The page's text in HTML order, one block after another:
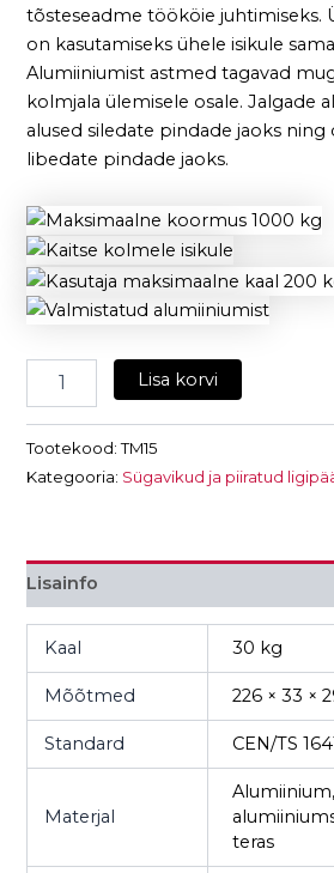
tõsteseadme töököie juhtimiseks.
on kasutamiseks ühele isikule
Alumiiniumist astmed tagavad
kolmjala ülemisele osale. Jalgade
alused siledate pindade jaoks ning
libedate pindade jaoks.
Lisa korvi
Tootekood:TM15
Kategooria: Sügavikud ja piiratud
Lisainfo
Kaal 30 kg
Mõõtmed 226 × 33 ×
Standard CEN/TS
Materjal
teras